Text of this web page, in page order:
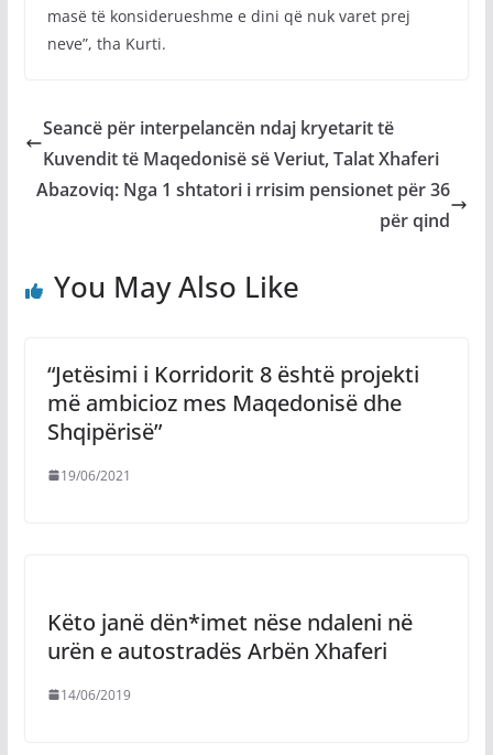
masë të konsiderueshme e dini që nuk varet prej
neve”, tha Kurti.
Seancë për interpelancën ndaj kryetarit të
Kuvendit të Maqedonisë së Veriut, Talat Xhaferi
Abazoviq: Nga 1 shtatori i rrisim pensionet për 36
për qind
You May Also Like
“Jetësimi i Korridorit 8 është projekti
më ambicioz mes Maqedonisë dhe
Shqipërisë”
19/06/2021
Këto janë dën*imet nëse ndaleni në
urën e autostradës Arbën Xhaferi
14/06/2019